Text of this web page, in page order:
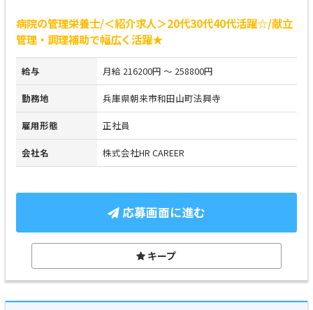
病院の管理栄養士/＜紹介求人＞20代30代40代活躍☆/献立
管理・調理補助で幅広く活躍★
給与 月給 216200円 ～ 258800円
勤務地 兵庫県朝来市和田山町法興寺
雇用形態 正社員
会社名 株式会社HR CAREER
応募画面に進む
キープ